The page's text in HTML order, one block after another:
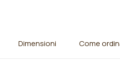
Dimensioni Come